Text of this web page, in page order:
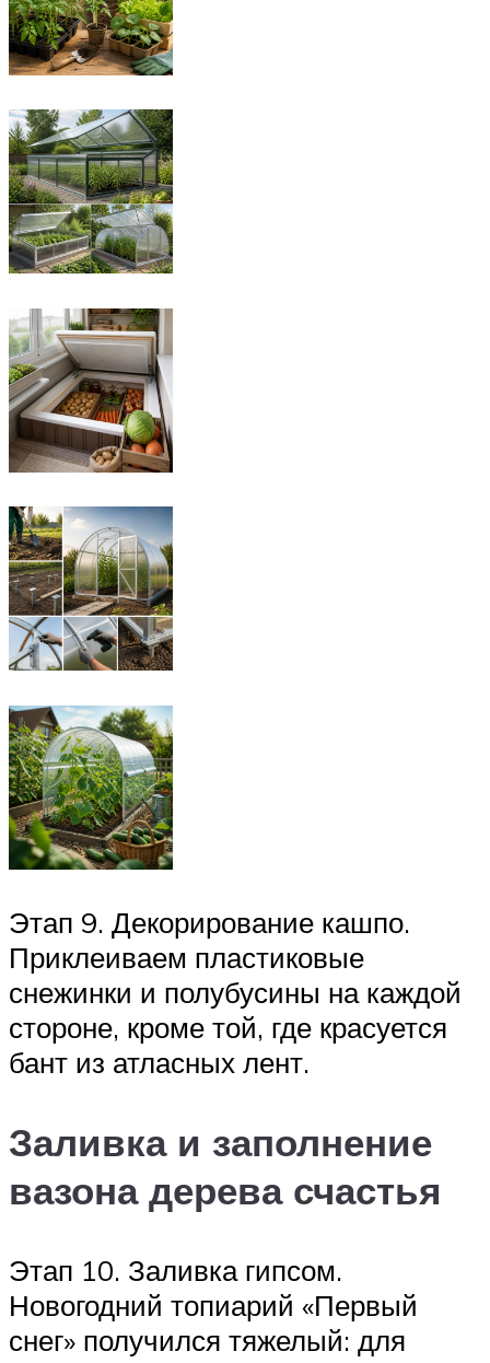
Этап 9. Декорирование кашпо.
Приклеиваем пластиковые
снежинки и полубусины на каждой
стороне, кроме той, где красуется
бант из атласных лент.
Заливка и заполнение
вазона дерева счастья
Этап 10. Заливка гипсом.
Новогодний топиарий «Первый
снег» получился тяжелый: для